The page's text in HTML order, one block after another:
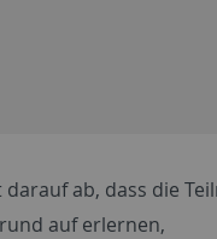
darauf ab, dass die
auf erlernen,